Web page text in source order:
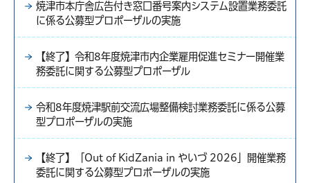
焼津市本庁舎広告付き窓口番号案内システム設置業務委託
に係る公募型プロポーザルの実施
【終了】令和8年度焼津市内企業雇用促進セミナー開催業
務委託に関する公募型プロポーザル
令和8年度焼津駅前交流広場整備検討業務委託に係る公募
型プロポーザルの実施
【終了】「Out of KidZania in やいづ 2026」開催業務
委託に関する公募型プロポーザルの実施